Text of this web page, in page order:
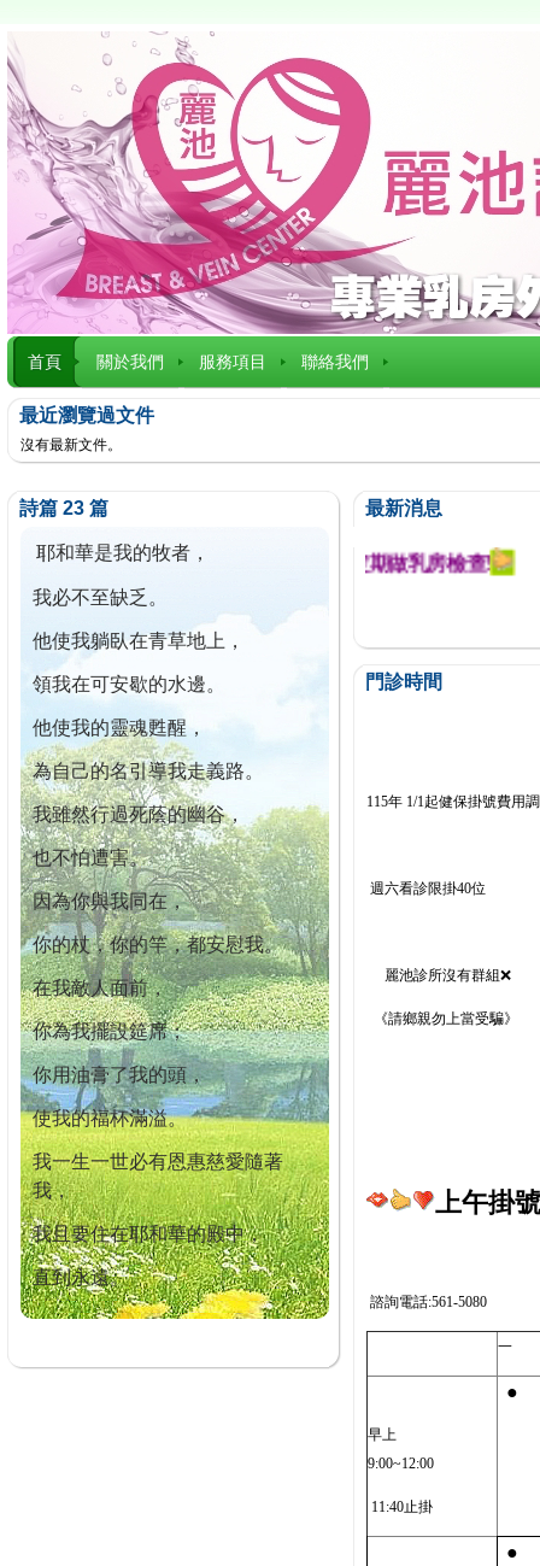
首頁 關於我們 服務項目 聯絡我們
最近瀏覽過文件
沒有最新文件。
詩篇 23 篇
耶和華是我的牧者，
我必不至缺乏。
他使我躺臥在青草地上，
領我在可安歇的水邊。
他使我的靈魂甦醒，
為自己的名引導我走義路。
我雖然行過死蔭的幽谷，
也不怕遭害。
因為你與我同在，
你的杖，你的竿，都安慰我。
在我敵人面前，
你為我擺設筵席；
你用油膏了我的頭，
使我的福杯滿溢。
我一生一世必有恩惠慈愛隨著
我，
我且要住在耶和華的殿中，
直到永遠。
最新消息
今已篩檢出1700位乳癌患者,提醒您定期做乳房檢查!
門診時間
115年 1/1起健保掛號費用
週六看診限掛40位
麗池診所沒有群組❌
《請鄉親勿上當受騙》
上午掛
諮詢電話:561-5080
一
早上
9:00~12:00
11:40止掛
●
●